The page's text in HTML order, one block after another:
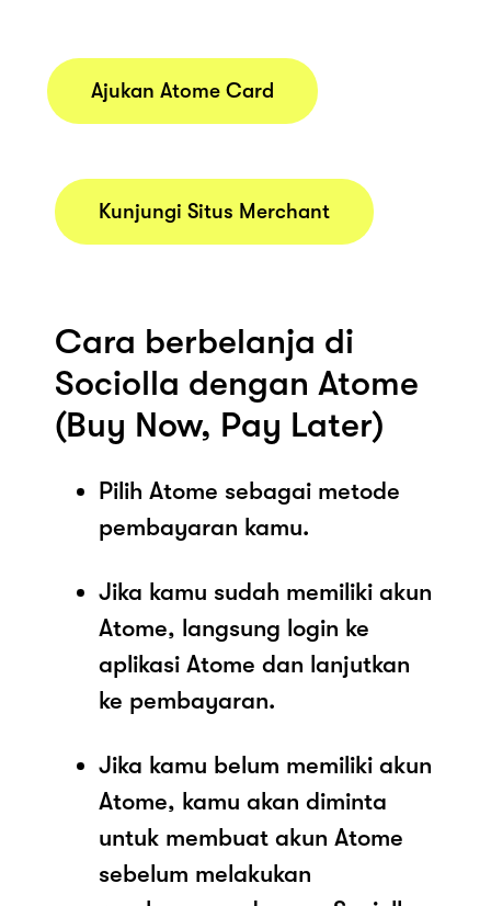
Ajukan Atome Card
Kunjungi Situs Merchant
Cara berbelanja di
Sociolla dengan Atome
(Buy Now, Pay Later)
Pilih Atome sebagai metode
pembayaran kamu.
Jika kamu sudah memiliki akun
Atome, langsung login ke
aplikasi Atome dan lanjutkan
ke pembayaran.
Jika kamu belum memiliki akun
Atome, kamu akan diminta
untuk membuat akun Atome
sebelum melakukan